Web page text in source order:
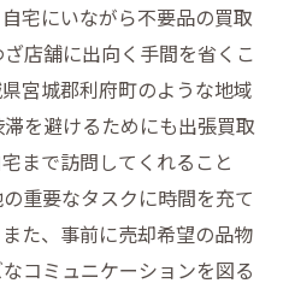
宅にいながら不要品の買取
店舗に出向く手間を省くこ
宮城郡利府町のような地域
を避けるためにも出張買取
まで訪問してくれること
重要なタスクに時間を充て
た、事前に売却希望の品物
コミュニケーションを図る